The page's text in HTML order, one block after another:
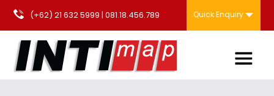
(+62) 21 632 5999 | 081.18.456.789 Quick Enquiry